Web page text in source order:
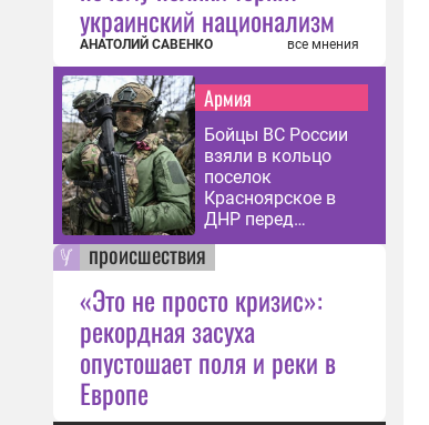
украинский национализм
АНАТОЛИЙ САВЕНКО все мнения
Армия
Бойцы ВС России
взяли в кольцо
поселок
Красноярское в
ДНР перед
зачисткой
происшествия
«Это не просто кризис»:
рекордная засуха
опустошает поля и реки в
Европе